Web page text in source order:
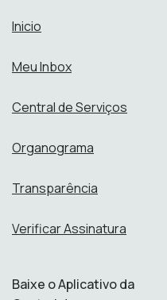
Inicio
Meu Inbox
Central de Serviços
Organograma
Transparência
Verificar Assinatura
Baixe o Aplicativo da